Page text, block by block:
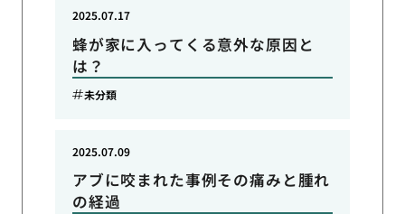
蜂が家に入ってくる意外な原因と
は？
2025.07.17
未分類
アブに咬まれた事例その痛みと腫れ
の経過
2025.07.09